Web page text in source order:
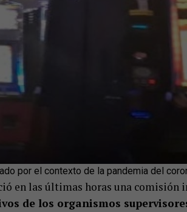
por el contexto de la pandemia del
en las últimas horas una comisión
de los organismos